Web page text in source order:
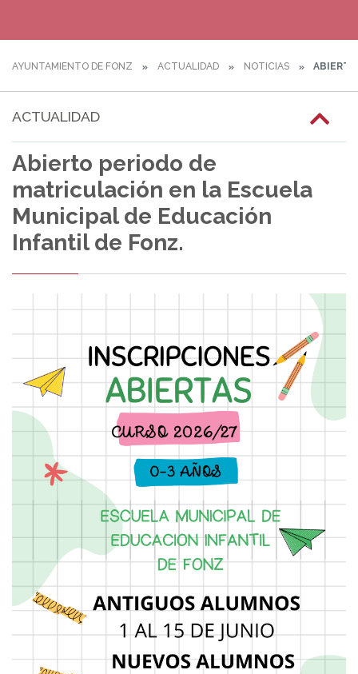
AYUNTAMIENTO DE FONZ ACTUALIDAD NOTICIAS
ACTUALIDAD
Abierto periodo de
matriculación en la Escuela
Municipal de Educación
Infantil de Fonz.